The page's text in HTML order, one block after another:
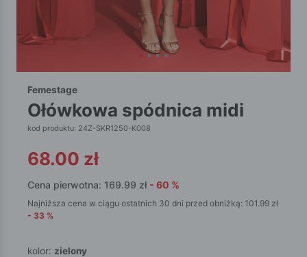
Femestage
ołówkowa spódnica midi
kod produktu: 24Z-SKR1250-K008
68.00 zł
Cena pierwotna: 169.99 zł - 60 %
Najniższa cena w ciągu ostatnich 30 dni przed obniżką: 101.99 zł
- 33 %
kolor: zielony